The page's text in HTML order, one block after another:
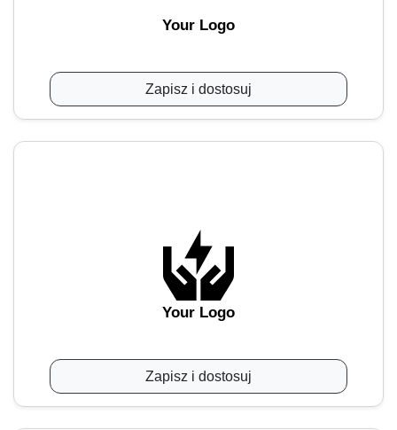
Your Logo
Zapisz i dostosuj
Your Logo
Zapisz i dostosuj